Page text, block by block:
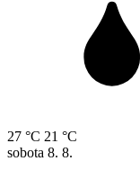
27 °C 21 °C
sobota 8. 8.